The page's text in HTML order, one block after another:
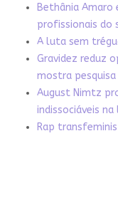
Bethânia Amaro
profissionais do
A luta sem
Gravidez reduz
mostra pesquisa
August Nimtz
indissociáveis
Rap